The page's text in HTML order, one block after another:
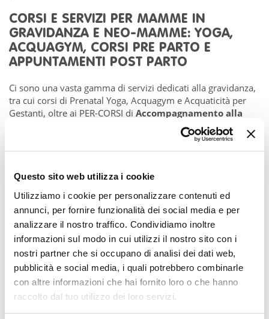
Questo sito web utilizza i cookie
Utilizziamo i cookie per personalizzare contenuti ed
annunci, per fornire funzionalità dei social media e per
analizzare il nostro traffico. Condividiamo inoltre
informazioni sul modo in cui utilizzi il nostro sito con i
nostri partner che si occupano di analisi dei dati web,
pubblicità e social media, i quali potrebbero combinarle
con altre informazioni che hai fornito loro o che hanno
raccolto dal tuo utilizzo dei loro servizi.
CORSI E SERVIZI PER MAMME IN
GRAVIDANZA E NEO-MAMME: YOGA,
ACQUAGYM, CORSI PRE PARTO E
APPUNTAMENTI POST PARTO
Ci sono una vasta gamma di servizi dedicati alla gravidanza,
tra cui corsi di Prenatal Yoga, Acquagym e Acquaticità per
Gestanti, oltre ai PER-CORSI di Accompagnamento alla
Genitori si nasce e si diventa”. Un'esperienza
unica nel suo genere, rivolta alla coppia, èl'Incontro Terra
- Acqua, una delle proposte dedicata alla gravidanza e
anche prenotato come incontro singolo per le coppie che lo
movimento, esercizi di respirazione e pratiche di
connessione corpo-mente. L’Incontro Terra-Acqua combina
il movimento consapevole a terra con i benefici
dell’attività in acquaed è guidato dal team di ostetriche
insieme all'acquamotricista, specializzata in gestanti ed
acquaticità neonatale. Rappresenta un’innovazione
all’interno delle proposte di Novepassi ed è reso possibile
32,5°C.
Per il post-parto invece, Novepassi offre il Massaggio